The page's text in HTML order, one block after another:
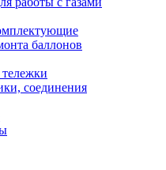
баллонов
соединения